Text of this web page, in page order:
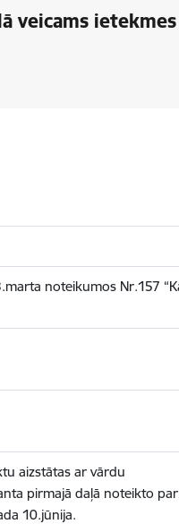
veicams
noteikumos Nr.157
aizstātas ar vārdu
pirmajā daļā noteikto par
10.jūnija.